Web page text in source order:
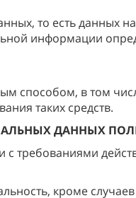
то есть данных
информации
способом, в том
таких средств.
ДАННЫХ
требованиями
кроме